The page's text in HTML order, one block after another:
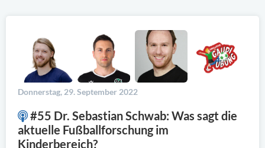
Donnerstag, 29. September 2022
#55 Dr. Sebastian Schwab: Was sagt die
aktuelle Fußballforschung im
Kinderbereich?